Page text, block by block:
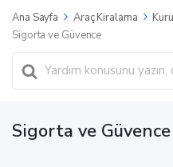
Ana Sayfa Araç Kiralama
Sigorta ve Güvence
Ara
Sigorta ve Güvence